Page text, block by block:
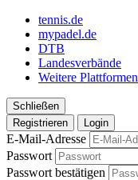
tennis.de
mypadel.de
DTB
Landesverbände
Weitere Plattformen
Schließen
Registrieren
Login
E-Mail-Adresse
Passwort
Passwort bestätigen